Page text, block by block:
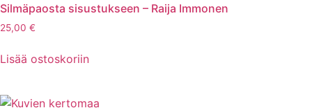
Silmäpaosta sisustukseen – Raija Immonen
25,00 €
Lisää ostoskoriin